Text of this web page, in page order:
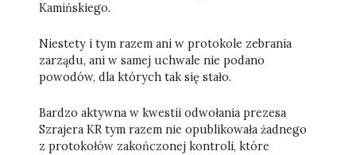
Kamińskiego.
Niestety i tym razem ani w protokole zebrania
zarządu, ani w samej uchwale nie podano
powodów, dla których tak się stało.
Bardzo aktywna w kwestii odwołania prezesa
Szrajera KR tym razem nie opublikowała żadnego
z protokołów zakończonej kontroli, które